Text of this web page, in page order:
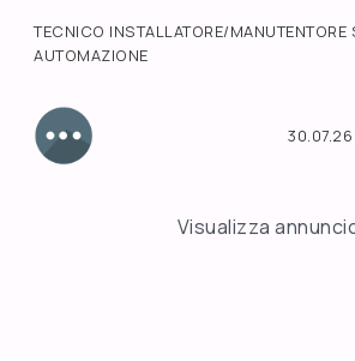
TECNICO INSTALLATORE/MANUTENTORE
AUTOMAZIONE
30.07.26
Visualizza